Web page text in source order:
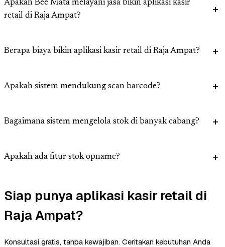
Apakah Bee Mata melayani jasa bikin aplikasi kasir
retail di Raja Ampat?
Berapa biaya bikin aplikasi kasir retail di Raja Ampat?
Apakah sistem mendukung scan barcode?
Bagaimana sistem mengelola stok di banyak cabang?
Apakah ada fitur stok opname?
Siap punya aplikasi kasir retail di
Raja Ampat?
Konsultasi gratis, tanpa kewajiban. Ceritakan kebutuhan Anda